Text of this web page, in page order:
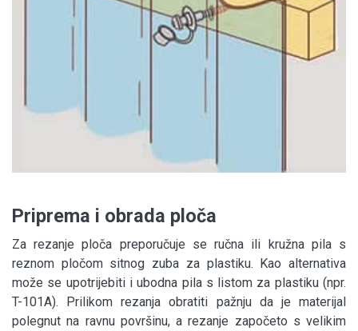
Priprema i obrada ploča
Za rezanje ploča preporučuje se ručna ili kružna pila s
reznom pločom sitnog zuba za plastiku. Kao alternativa
može se upotrijebiti i ubodna pila s listom za plastiku (npr.
T-101A). Prilikom rezanja obratiti pažnju da je materijal
polegnut na ravnu površinu, a rezanje započeto s velikim